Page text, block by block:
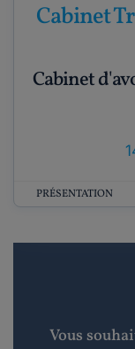
Cabinet
Cabinet
PRÉSENTATION
Vous